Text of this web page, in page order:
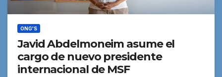
ONG'S
Javid Abdelmoneim asume el
cargo de nuevo presidente
internacional de MSF